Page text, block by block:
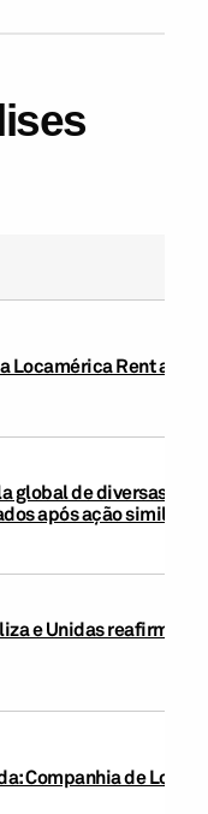
Locamérica Rent a
global de diversas
após ação similar
e Unidas
Companhia de